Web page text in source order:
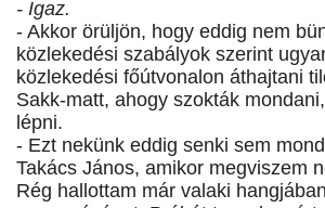
- Igaz.
- Akkor örüljön, hogy eddig nem
közlekedési szabályok szerint
közlekedési főútvonalon áthajtani
Sakk-matt, ahogy szokták
lépni.
- Ezt nekünk eddig senki sem
Takács János, amikor megviszem
Rég hallottam már valaki